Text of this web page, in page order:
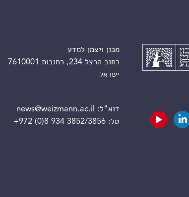
מכון ויצמן למדע
רחוב הרצל 234, רחובות 7610001
ישראל
דוא"ל:
news@weizmann.ac.il
טל:+972 (0)8 934 3852/3856